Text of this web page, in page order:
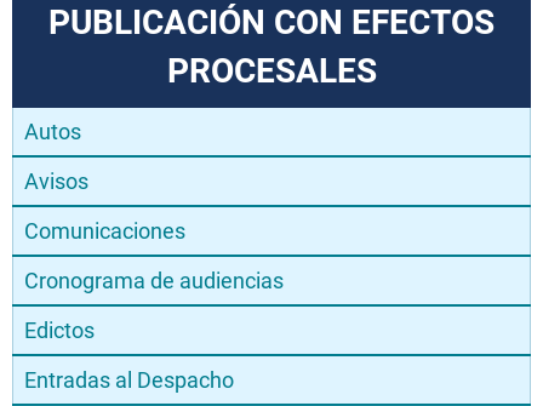
PUBLICACIÓN CON EFECTOS
PROCESALES
Autos
Avisos
Comunicaciones
Cronograma de audiencias
Edictos
Entradas al Despacho